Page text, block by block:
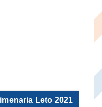
Leto 2021